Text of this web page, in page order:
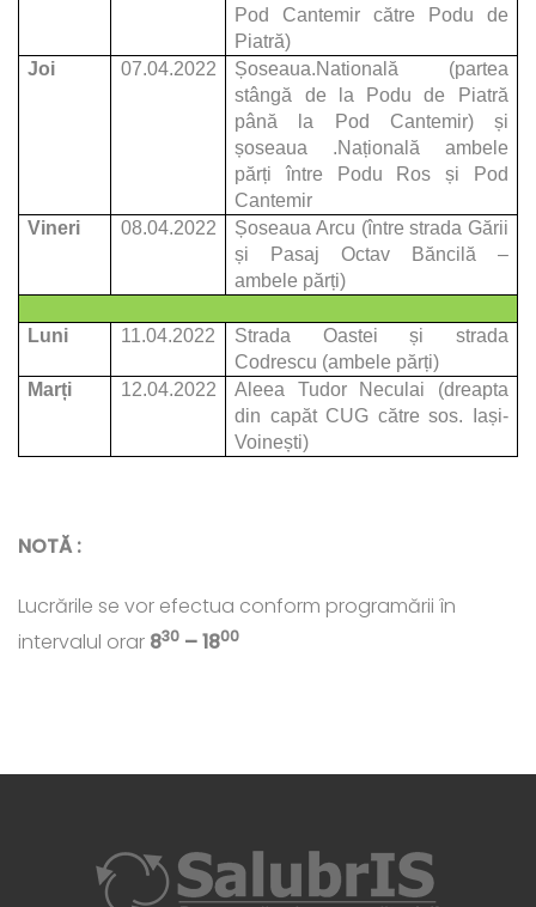
Pod Cantemir către Podu de
Piatră)
Joi
07.04.2022
Șoseaua.Natională (partea
stângă de la Podu de Piatră
până la Pod Cantemir) și
șoseaua .Națională ambele
părți între Podu Ros și Pod
Cantemir
Vineri
08.04.2022
Șoseaua Arcu (între strada Gării
și Pasaj Octav Băncilă –
ambele părți)
Luni 11.04.2022
Strada Oastei și strada
Codrescu (ambele părți)
Marți
12.04.2022
Aleea Tudor Neculai (dreapta
din capăt CUG către sos. Iași-
Voinești)
NOTĂ :
Lucrările se vor efectua conform programării în
intervalul orar 830 – 1800